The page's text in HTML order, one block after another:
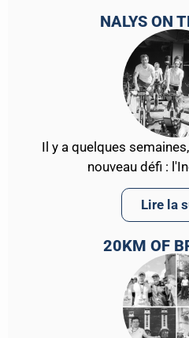
NALYS ON
Il y a quelques
nouveau défi :
Lire la
20KM OF